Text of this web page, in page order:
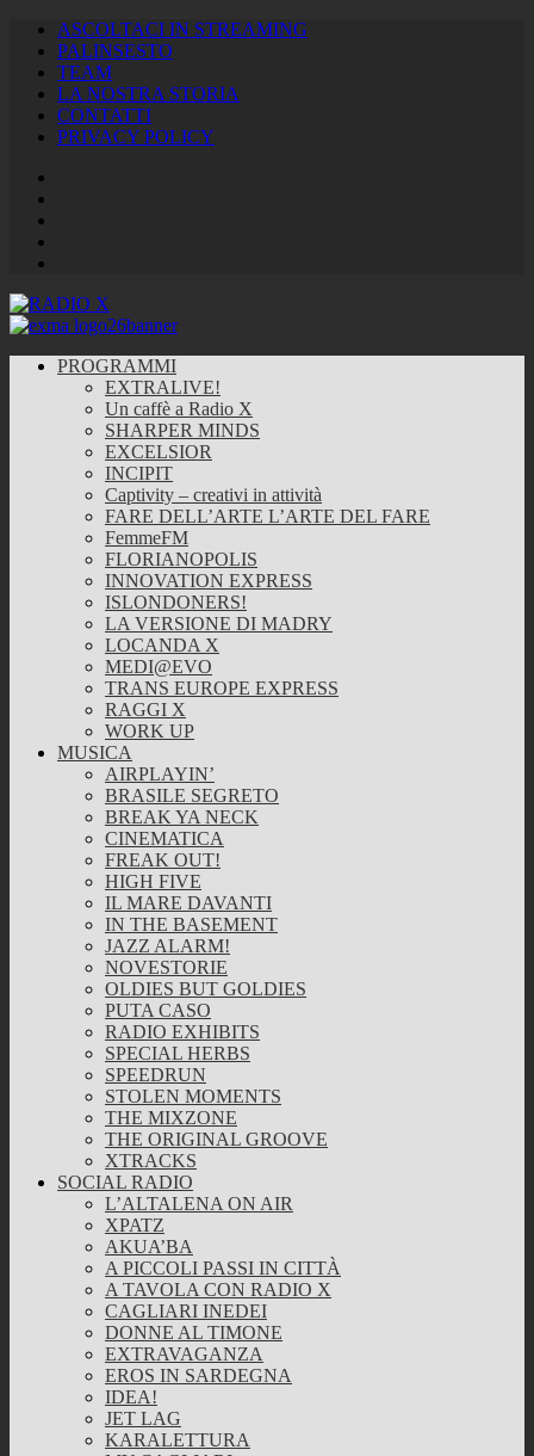
ASCOLTACI IN STREAMING
PALINSESTO
TEAM
LA NOSTRA STORIA
CONTATTI
PRIVACY POLICY
PROGRAMMI
EXTRALIVE!
Un caffè a Radio X
SHARPER MINDS
EXCELSIOR
INCIPIT
Captivity – creativi in attività
FARE DELL’ARTE L’ARTE DEL FARE
FemmeFM
FLORIANOPOLIS
INNOVATION EXPRESS
ISLONDONERS!
LA VERSIONE DI MADRY
LOCANDA X
MEDI@EVO
TRANS EUROPE EXPRESS
RAGGI X
WORK UP
MUSICA
AIRPLAYIN’
BRASILE SEGRETO
BREAK YA NECK
CINEMATICA
FREAK OUT!
HIGH FIVE
IL MARE DAVANTI
IN THE BASEMENT
JAZZ ALARM!
NOVESTORIE
OLDIES BUT GOLDIES
PUTA CASO
RADIO EXHIBITS
SPECIAL HERBS
SPEEDRUN
STOLEN MOMENTS
THE MIXZONE
THE ORIGINAL GROOVE
XTRACKS
SOCIAL RADIO
L’ALTALENA ON AIR
XPATZ
AKUA’BA
A PICCOLI PASSI IN CITTÀ
A TAVOLA CON RADIO X
CAGLIARI INEDEI
DONNE AL TIMONE
EXTRAVAGANZA
EROS IN SARDEGNA
IDEA!
JET LAG
KARALETTURA